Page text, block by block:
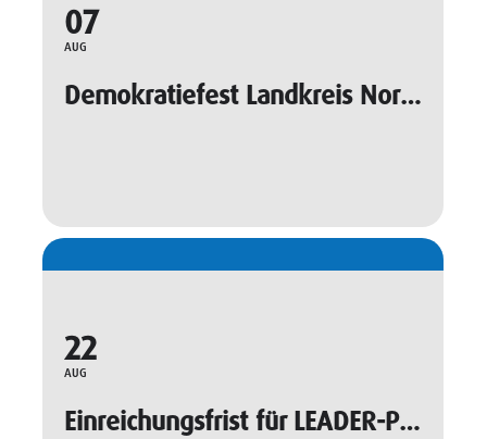
07
AUG
Demokratiefest Landkreis Northeim
22
AUG
Einreichungsfrist für LEADER-Projekte